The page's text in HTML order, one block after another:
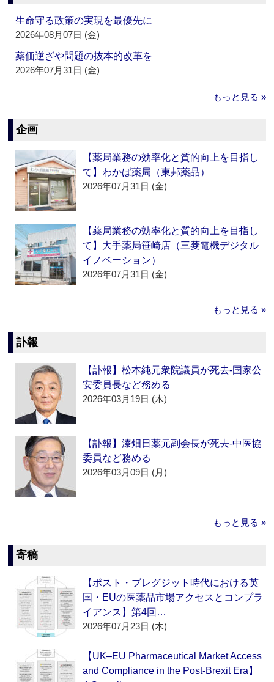
生命守る政策の実現を最優先に
2026年08月07日 (金)
薬価逆ざや問題の抜本的改革を
2026年07月31日 (金)
もっと見る »
企画
【薬局業務の効率化と質的向上を目指し
て】わかば薬局（東邦薬品）
2026年07月31日 (金)
【薬局業務の効率化と質的向上を目指し
て】大手薬局笹崎店（三菱電機デジタル
イノベーション）
2026年07月31日 (金)
もっと見る »
訃報
【訃報】松本純元衆院議員が死去‐国家公
安委員長など務める
2026年03月19日 (木)
【訃報】漆畑日薬元副会長が死去‐中医協
委員など務める
2026年03月09日 (月)
もっと見る »
寄稿
【ポスト・ブレグジット時代における英
国・EUの医薬品市場アクセスとコンプラ
イアンス】第4回…
2026年07月23日 (木)
【UK–EU Pharmaceutical Market Access
and Compliance in the Post-Brexit Era】